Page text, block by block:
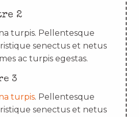
2
turpis. Pellentesque
senectus et netus
ac turpis egestas.
3
turpis. Pellentesque
senectus et netus